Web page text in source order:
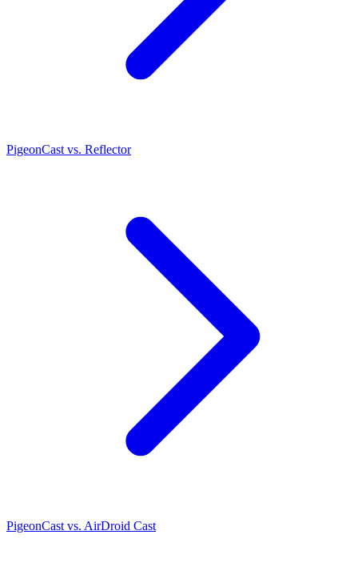
PigeonCast vs. Reflector
PigeonCast vs. AirDroid Cast